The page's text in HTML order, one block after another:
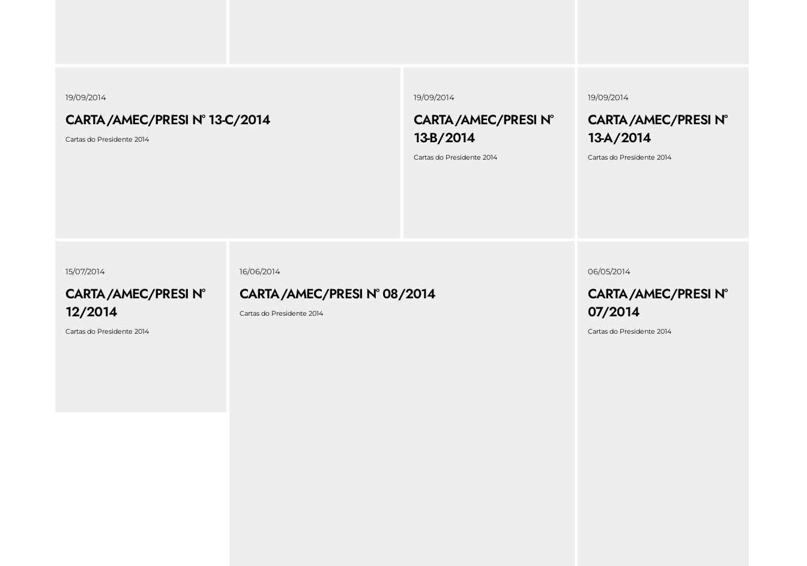
19/09/2014
CARTA/AMEC/PRESI N° 13-C/2014
Cartas do Presidente 2014
19/09/2014
CARTA/AMEC/PRESI N°
13-B/2014
Cartas do Presidente 2014
19/09/2014
CARTA/AMEC/PRESI N°
13-A/2014
Cartas do Presidente 2014
15/07/2014
CARTA/AMEC/PRESI N°
12/2014
Cartas do Presidente 2014
16/06/2014
CARTA/AMEC/PRESI N° 08/2014
Cartas do Presidente 2014
06/05/2014
CARTA/AMEC/PRESI N°
07/2014
Cartas do Presidente 2014